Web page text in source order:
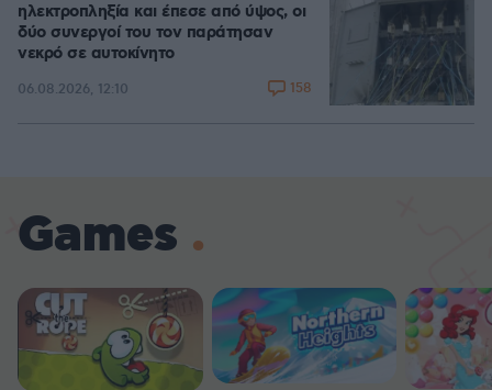
ηλεκτροπληξία και έπεσε από ύψος, οι
δύο συνεργοί του τον παράτησαν
νεκρό σε αυτοκίνητο
06.08.2026, 12:10 158
Games